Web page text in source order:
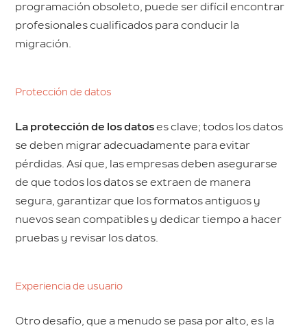
programación obsoleto, puede ser difícil encontrar
profesionales cualificados para conducir la
migración.
Protección de datos
La protección de los datoses clave; todos los datos
se deben migrar adecuadamente para evitar
pérdidas. Así que, las empresas deben asegurarse
de que todos los datos se extraen de manera
segura, garantizar que los formatos antiguos y
nuevos sean compatibles y dedicar tiempo a hacer
pruebas y revisar los datos.
Experiencia de usuario
Otro desafío, que a menudo se pasa por alto, es la